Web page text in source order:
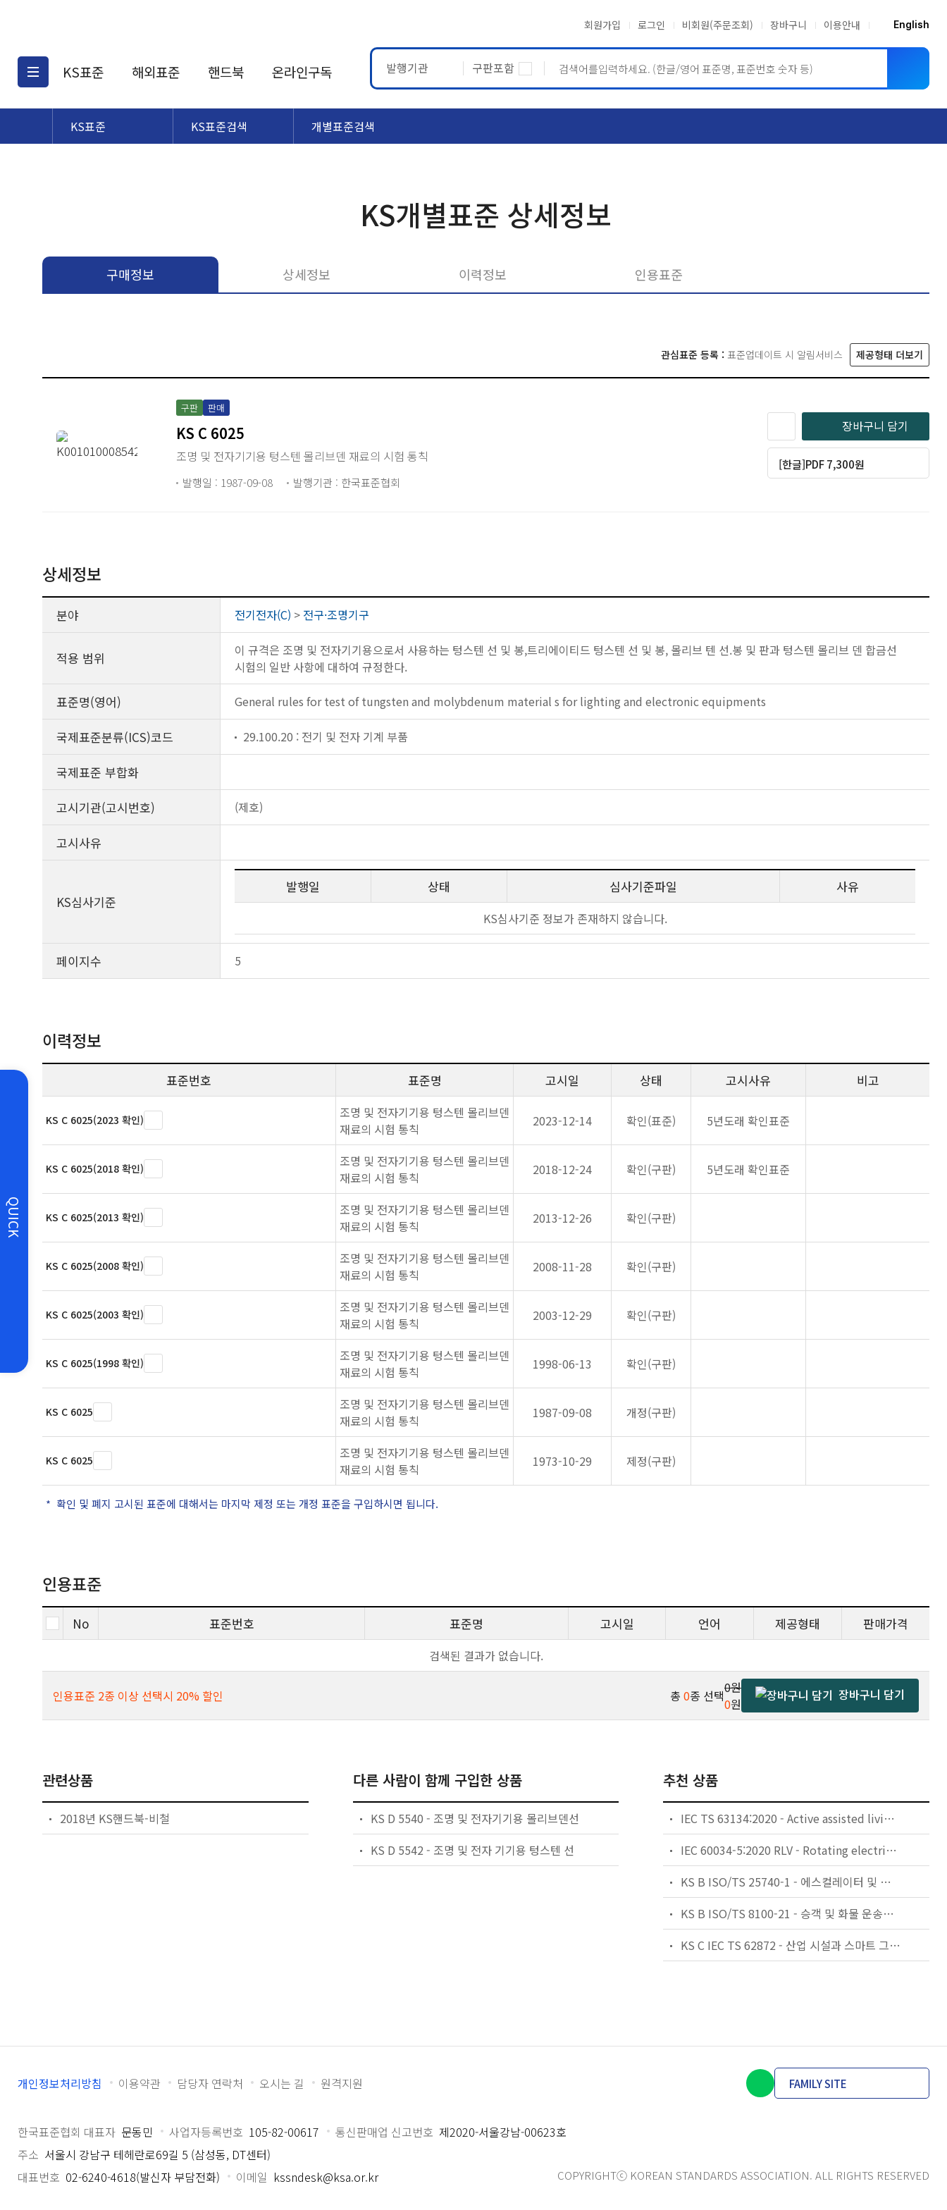
회원가입 로그인 비회원(주문조회) 장바구니 이용안내 English
KS표준
KS표준검색
해외표준
해외표준검색
핸드북 온라인구독 발행기관 구판포함
QUICK
KS표준 KS표준검색 개별표준검색
KS개별표준 상세정보
구매정보 상세정보 이력정보 인용표준
관심표준 등록 : 표준업데이트 시 알림서비스 제공형태 더보기
구판 판매
KS C 6025
조명 및 전자기기용 텅스텐 몰리브덴 재료의 시험 통칙
발행일 : 1987-09-08 발행기관 : 한국표준협회
장바구니 담기
[한글]PDF 7,300원
상세정보
분야 전기전자(C) > 전구·조명기구
적용 범위
이 규격은 조명 및 전자기기용으로서 사용하는 텅스텐 선 및 봉,트리에이티드 텅스텐 선 및 봉, 몰리브 텐 선.봉 및 판과 텅스텐 몰리브 덴 합금선
시험의 일반 사항에 대하여 규정한다.
표준명(영어) General rules for test of tungsten and molybdenum material s for lighting and electronic equipments
국제표준분류(ICS)코드 29.100.20 : 전기 및 전자 기계 부품
국제표준 부합화
고시기관(고시번호)
(제호)
고시사유
KS심사기준
발행일 상태 심사기준파일 사유
KS심사기준 정보가 존재하지 않습니다.
페이지수 5
이력정보
표준번호 표준명 고시일 상태 고시사유 비고
KS C 6025(2023 확인)
조명 및 전자기기용 텅스텐 몰리브덴
재료의 시험 통칙
2023-12-14 확인(표준) 5년도래 확인표준
KS C 6025(2018 확인)
조명 및 전자기기용 텅스텐 몰리브덴
재료의 시험 통칙
2018-12-24 확인(구판) 5년도래 확인표준
KS C 6025(2013 확인)
조명 및 전자기기용 텅스텐 몰리브덴
재료의 시험 통칙
2013-12-26 확인(구판)
KS C 6025(2008 확인)
조명 및 전자기기용 텅스텐 몰리브덴
재료의 시험 통칙
2008-11-28 확인(구판)
KS C 6025(2003 확인)
조명 및 전자기기용 텅스텐 몰리브덴
재료의 시험 통칙
2003-12-29 확인(구판)
KS C 6025(1998 확인)
조명 및 전자기기용 텅스텐 몰리브덴
재료의 시험 통칙
1998-06-13 확인(구판)
KS C 6025
조명 및 전자기기용 텅스텐 몰리브덴
재료의 시험 통칙
1987-09-08 개정(구판)
KS C 6025
조명 및 전자기기용 텅스텐 몰리브덴
재료의 시험 통칙
1973-10-29 제정(구판)
확인 및 폐지 고시된 표준에 대해서는 마지막 제정 또는 개정 표준을 구입하시면 됩니다.
인용표준
No 표준번호 표준명 고시일 언어 제공형태 판매가격
검색된 결과가 없습니다.
인용표준 2종 이상 선택시 20% 할인 총 0종 선택0원
0원
장바구니 담기
관련상품
2018년 KS핸드북-비철
다른 사람이 함께 구입한 상품
KS D 5540 - 조명 및 전자기기용 몰리브덴선
KS D 5542 - 조명 및 전자 기기용 텅스텐 선
추천 상품
IEC TS 63134:2020 - Active assisted living (AAL) use cases
IEC 60034-5:2020 RLV - Rotating electrical machines - Part 5: Degrees of protection provided by the integral design of rotating electrical machines (IP code) - Classification
KS B ISO/TS 25740-1 - 에스컬레이터 및 무빙워크에 대한 안전요건 — 제1부: 세계공통 필수 안전요건(GESRs)
KS B ISO/TS 8100-21 - 승객 및 화물 운송용 엘리베이터 —제21부: 세계공통 필수안전요건(GESRs)을 충족하는 세계공통 안전 파라미터(GSPs)
KS C IEC TS 62872 - 산업 시설과 스마트 그리드 사이의 산업 공정 측정, 제어 및 자동화 시스템 인터페이스
개인정보처리방침 이용약관 담당자 연락처 오시는 길 원격지원 FAMILY SITE
한국표준협회 대표자 문동민 사업자등록번호 105-82-00617 통신판매업 신고번호 제2020-서울강남-00623호
주소 서울시 강남구 테헤란로69길 5 (삼성동, DT센터)
대표번호 02-6240-4618(발신자 부담전화) 이메일 kssndesk@ksa.or.kr COPYRIGHTⓒ KOREAN STANDARDS ASSOCIATION. ALL RIGHTS RESERVED